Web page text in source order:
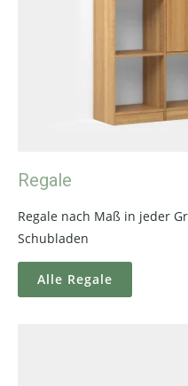
Regale
Regale nach Maß in jeder
Schubladen
Alle Regale